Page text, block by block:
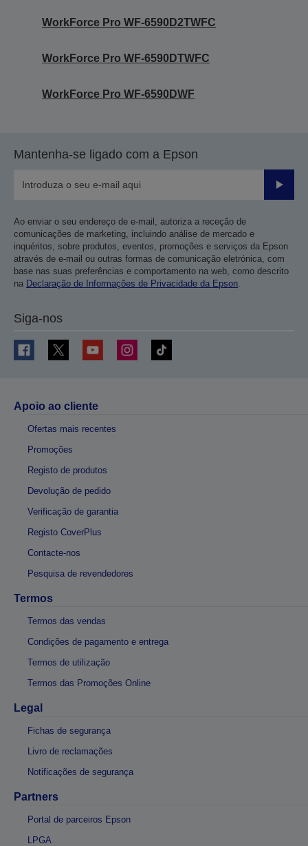
WorkForce Pro WF-6590D2TWFC
WorkForce Pro WF-6590DTWFC
WorkForce Pro WF-6590DWF
Mantenha-se ligado com a Epson
Enviar
Ao enviar o seu endereço de e-mail, autoriza a receção de
comunicações de marketing, incluindo análise de mercado e
inquéritos, sobre produtos, eventos, promoções e serviços da Epson
através de e-mail ou outras formas de comunicação eletrónica, com
base nas suas preferências e comportamento na web, como descrito
na Declaração de Informações de Privacidade da Epson.
Siga-nos
Apoio ao cliente
Ofertas mais recentes
Promoções
Registo de produtos
Devolução de pedido
Verificação de garantia
Registo CoverPlus
Contacte-nos
Pesquisa de revendedores
Termos
Termos das vendas
Condições de pagamento e entrega
Termos de utilização
Termos das Promoções Online
Legal
Fichas de segurança
Livro de reclamações
Notificações de segurança
Partners
Portal de parceiros Epson
LPGA